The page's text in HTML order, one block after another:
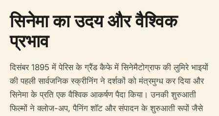
सिनेमा का उदय और वैश्विक
प्रभाव
दिसंबर 1895 में पेरिस के ग्रैंड कैफे में सिनेमैटोग्राफ की लुमिरे भाइयों
की पहली सार्वजनिक स्क्रीनिंग ने दर्शकों को मंत्रमुग्ध कर दिया और
सिनेमा के प्रति एक वैश्विक आकर्षण पैदा किया। उनकी शुरुआती
फिल्मों ने क्लोज-अप, पैनिंग शॉट और संपादन के शुरुआती रूपों जैसे